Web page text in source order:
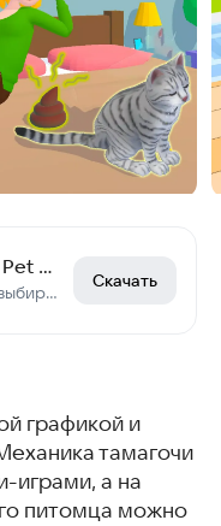
Cat Choices: Virtual Pet 3D
Исследуй мир кошки, выбирай верно!
Скачать
графикой и
тамагочи
играми, а на
питомца можно